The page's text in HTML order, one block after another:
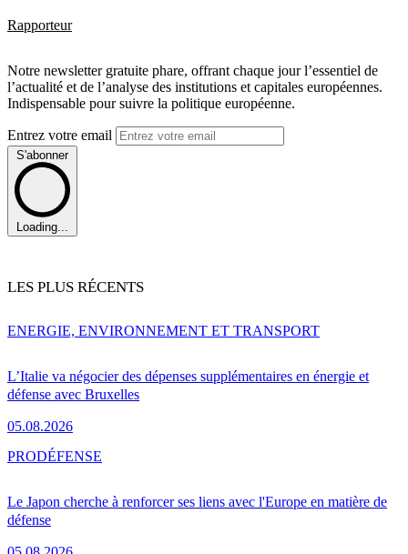
Rapporteur
Notre newsletter gratuite phare, offrant chaque jour l’essentiel de
l’actualité et de l’analyse des institutions et capitales européennes.
Indispensable pour suivre la politique européenne.
Entrez votre email
S'abonner
Loading...
LES PLUS RÉCENTS
L’Italie va négocier des dépenses supplémentaires en énergie et
défense avec Bruxelles
05.08.2026
ENERGIE, ENVIRONNEMENT ET TRANSPORT
Le Japon cherche à renforcer ses liens avec l'Europe en matière de
défense
PRODÉFENSE